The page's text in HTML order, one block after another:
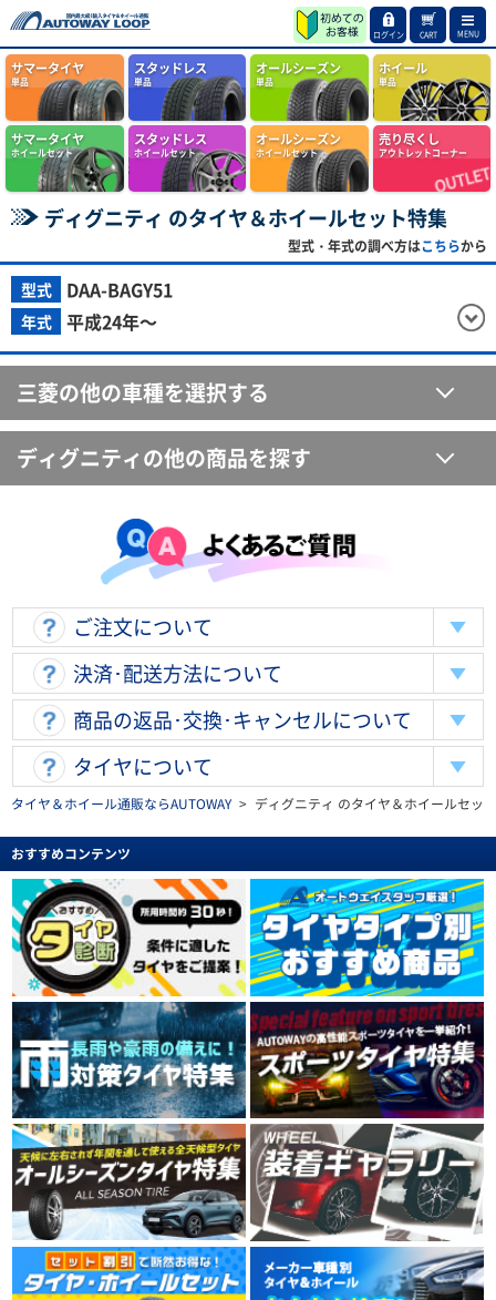
ログイン CART MENU
サマータイヤ
単品
スタッドレス
単品
オールシーズン
単品
ホイール
単品
サマータイヤ
ホイールセット
スタッドレス
ホイールセット
オールシーズン
ホイールセット
売り尽くし
アウトレットコーナー
ディグニティ のタイヤ＆ホイールセット特集
型式・年式の調べ方はこちらから
型式 DAA-BAGY51
年式 平成24年～
三菱の他の車種を選択する
ディグニティの他の商品を探す
ご注文について
決済･配送方法について
商品の返品･交換･キャンセルについて
タイヤについて
タイヤ＆ホイール通販ならAUTOWAY > ディグニティ のタイヤ＆ホイールセッ
おすすめコンテンツ